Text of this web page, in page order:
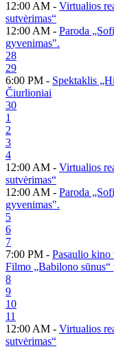
12:00 AM - Virtualios
sutvėrimas“
12:00 AM - Paroda
gyvenimas".
28
29
6:00 PM - Spektaklis
Čiurlioniai
30
1
2
3
4
12:00 AM - Virtualios
sutvėrimas“
12:00 AM - Paroda
gyvenimas".
5
6
7
7:00 PM - Pasaulio
Filmo „Babilono sūnus“
8
9
10
11
12:00 AM - Virtualios
sutvėrimas“